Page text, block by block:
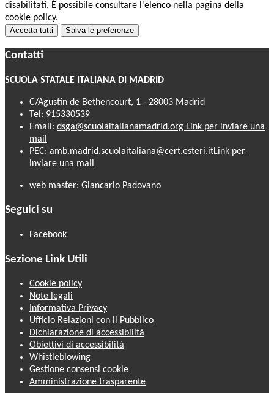
disabilitati. È possibile consultare l'elenco nella pagina della
cookie policy.
Accetta tutti Salva le preferenze
Contatti
SCUOLA STATALE ITALIANA DI MADRID
C/Agustín de Bethencourt, 1 - 28003 Madrid
Tel: 915330539
Email: dsga@scuolaitalianamadrid.org Link per inviare una
mail
PEC: amb.madrid.scuolaitaliana@cert.esteri.itLink per
inviare una mail
web master: Giancarlo Padovano
Seguici su
Facebook
Sezione Link Utili
Cookie policy
Note legali
Informativa Privacy
Ufficio Relazioni con il Pubblico
Dichiarazione di accessibilità
Obiettivi di accessibilità
Whistleblowing
Gestione consensi cookie
Amministrazione trasparente